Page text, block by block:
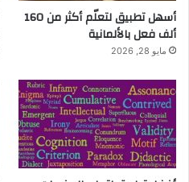
أسهل تطبيق لتعلّم أكثر من 160
ألف فعل بالألمانية
مايو 28, 2026